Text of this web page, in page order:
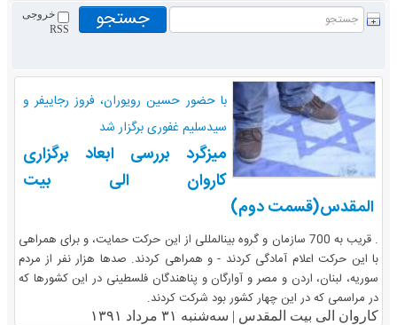
خروجی
RSS
با حضور حسین رویوران، فروز رجایی‎فر و
سیدسلیم غفوری برگزار شد
میزگرد بررسی ابعاد برگزاری
کاروان الی بیت
المقدس(قسمت دوم)
. قریب به 700 سازمان و گروه بین‎المللی از این حرکت حمایت، و برای همراهی
با این حرکت اعلام آمادگی کردند - و همراهی کردند. صد‎ها هزار نفر از مردم
سوریه، لبنان، اردن و مصر و آوارگان و پناهندگان فلسطینی در این کشور‎ها که
در مراسمی که در این چهار کشور بود شرکت کردند.
کاروان الی بیت المقدس | سه‌شنبه ۳۱ مرداد ۱۳۹۱